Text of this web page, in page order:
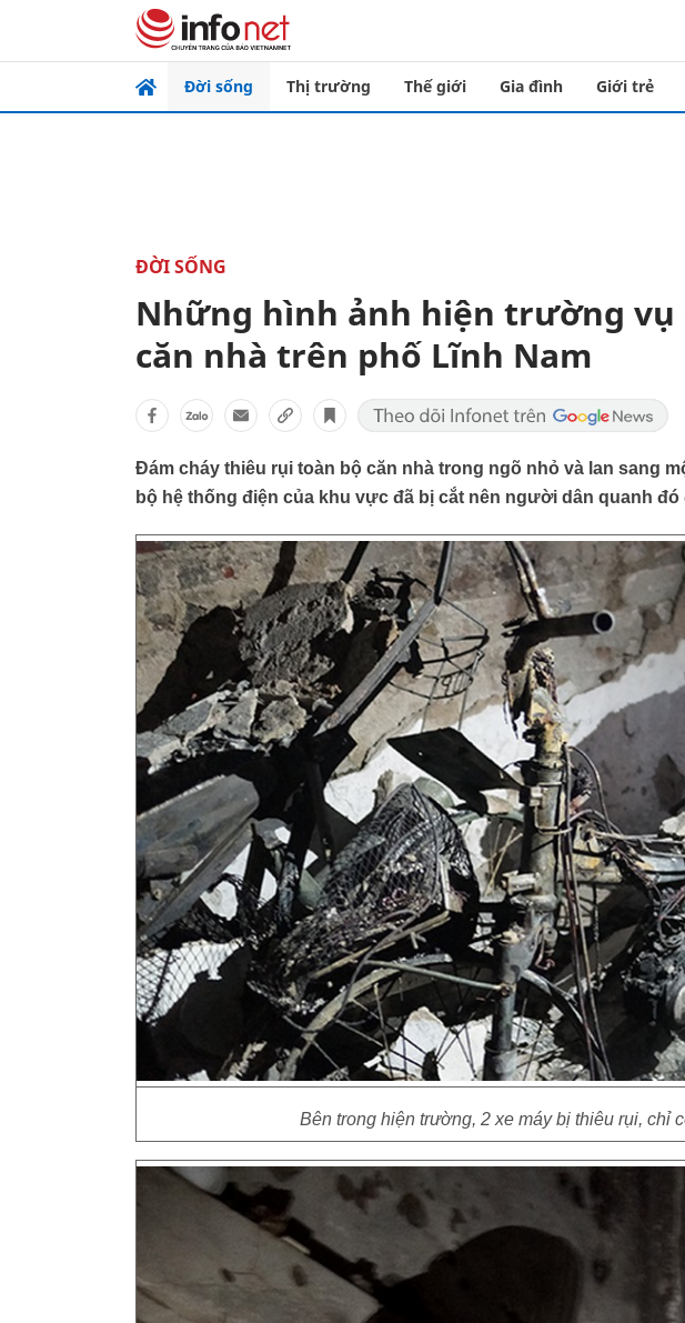
Đời sống Thị trường Thế giới Gia đình Giới trẻ
ĐỜI SỐNG
Những hình ảnh hiện trường
căn nhà trên phố Lĩnh Nam
Đám cháy thiêu rụi toàn bộ căn nhà trong ngõ nhỏ và lan sang
bộ hệ thống điện của khu vực đã bị cắt nên người dân quanh
Bên trong hiện trường, 2 xe máy bị thiêu rụi, chỉ